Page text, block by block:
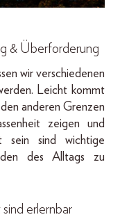
& Überforderung
wir verschiedenen
Leicht kommt
anderen Grenzen
zeigen und
sein sind wichtige
des Alltags zu
erlernbar